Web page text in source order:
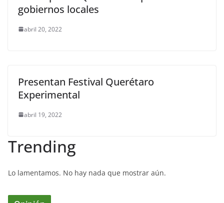
gobiernos locales
abril 20, 2022
Presentan Festival Querétaro
Experimental
abril 19, 2022
Trending
Lo lamentamos. No hay nada que mostrar aún.